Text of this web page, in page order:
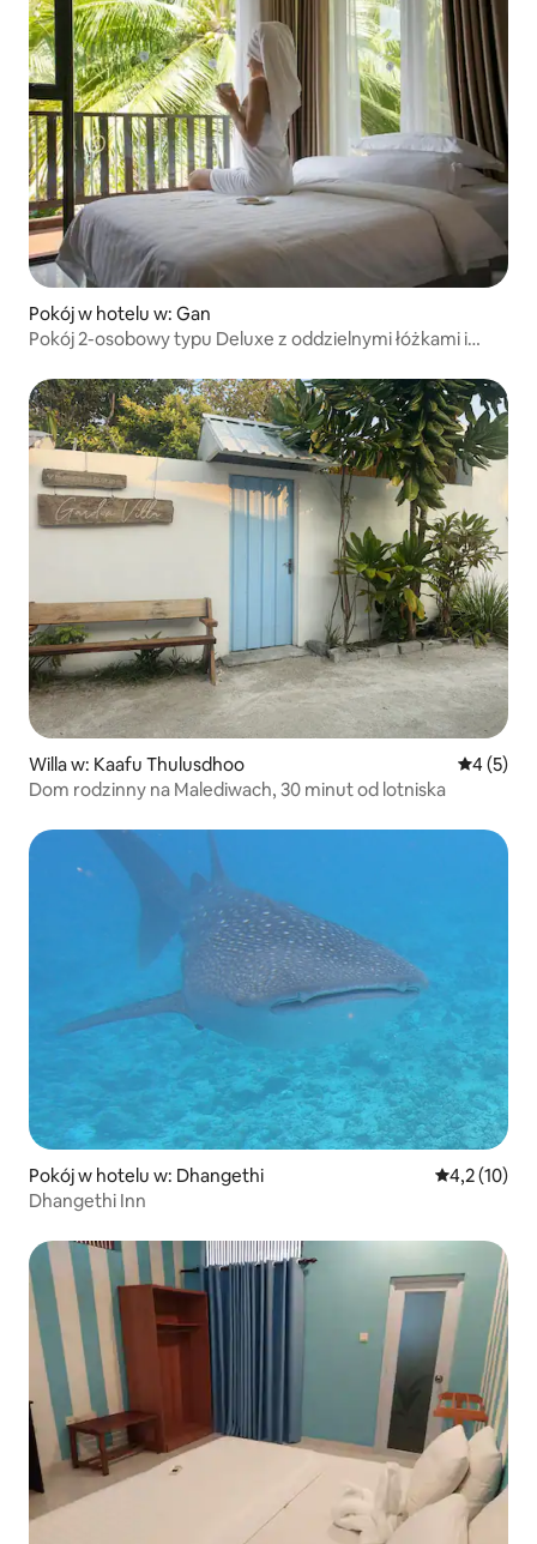
Pokój w hotelu w: Gan
Pokój 2-osobowy typu Deluxe z oddzielnymi łóżkami i
Willa w: Kaafu Thulusdhoo Średnia
4 (5)
Dom rodzinny na Malediwach, 30 minut od lotniska
Pokój w hotelu w: Dhangethi Średnia
4,2 (10)
Dhangethi Inn